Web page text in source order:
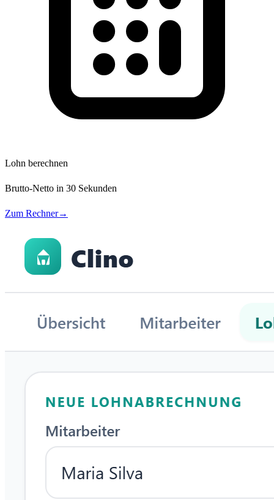
Lohn berechnen
Brutto-Netto in 30 Sekunden
Zum Rechner→